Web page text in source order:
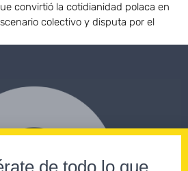
convirtió la cotidianidad polaca en
colectivo y disputa por el
de todo lo que